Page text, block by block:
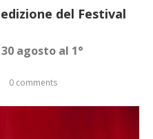
del Festival
agosto al 1°
0 comments